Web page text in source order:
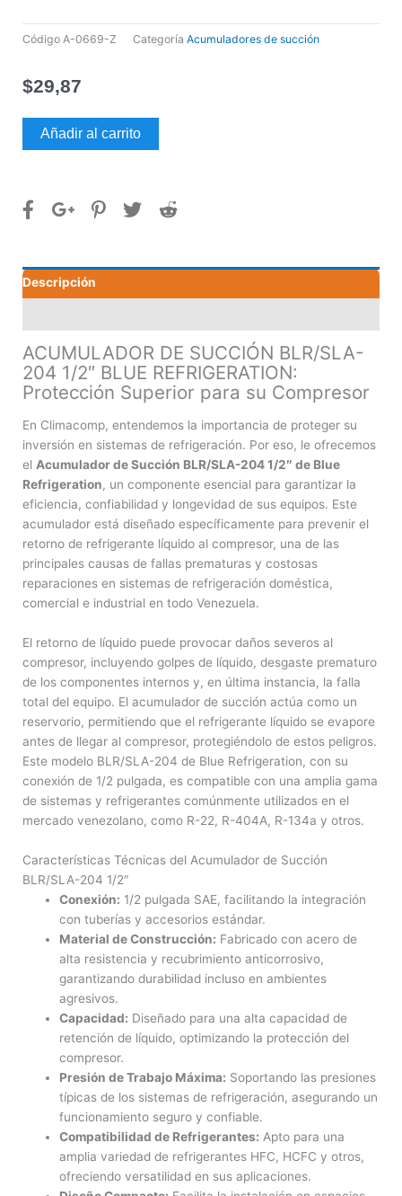
Código A-0669-Z Categoría Acumuladores de succión
$29,87
ACUMULADOR
DE
204
REFRIGERATION
cantidad
Añadir al carrito
Descripción
ACUMULADOR DE SUCCIÓN BLR/SLA-
204 1/2″ BLUE REFRIGERATION:
Protección Superior para su Compresor
En Climacomp, entendemos la importancia de proteger su
inversión en sistemas de refrigeración. Por eso, le ofrecemos
el Acumulador de Succión BLR/SLA-204 1/2″ de Blue
Refrigeration, un componente esencial para garantizar la
eficiencia, confiabilidad y longevidad de sus equipos. Este
acumulador está diseñado específicamente para prevenir el
retorno de refrigerante líquido al compresor, una de las
principales causas de fallas prematuras y costosas
reparaciones en sistemas de refrigeración doméstica,
comercial e industrial en todo Venezuela.
El retorno de líquido puede provocar daños severos al
compresor, incluyendo golpes de líquido, desgaste prematuro
de los componentes internos y, en última instancia, la falla
total del equipo. El acumulador de succión actúa como un
reservorio, permitiendo que el refrigerante líquido se evapore
antes de llegar al compresor, protegiéndolo de estos peligros.
Este modelo BLR/SLA-204 de Blue Refrigeration, con su
conexión de 1/2 pulgada, es compatible con una amplia gama
de sistemas y refrigerantes comúnmente utilizados en el
mercado venezolano, como R-22, R-404A, R-134a y otros.
Características Técnicas del Acumulador de Succión
BLR/SLA-204 1/2″
Conexión: 1/2 pulgada SAE, facilitando la integración
con tuberías y accesorios estándar.
Material de Construcción: Fabricado con acero de
alta resistencia y recubrimiento anticorrosivo,
garantizando durabilidad incluso en ambientes
agresivos.
Capacidad: Diseñado para una alta capacidad de
retención de líquido, optimizando la protección del
compresor.
Presión de Trabajo Máxima: Soportando las presiones
típicas de los sistemas de refrigeración, asegurando un
funcionamiento seguro y confiable.
Compatibilidad de Refrigerantes: Apto para una
amplia variedad de refrigerantes HFC, HCFC y otros,
ofreciendo versatilidad en sus aplicaciones.